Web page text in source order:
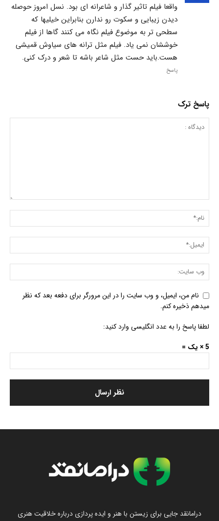
واقعا فیلم تاثیر گذار و شاعرانه ای بود. نسل امروز حوصله
دیدن زیبایی و سکوت رو ندارن بنابراین خیلیها که
سطحی تر به موضوع فیلم نگاه می کنند گاها از فیلم
خوششان نمی یاد. فیلم مثل ترانه های سیاوش قمیشی
هست.باید حست مثل شاعر باشه تا شعر و درک کنی.
پاسخ
پاسخ ترک
نام من، ایمیل، و وب سایت را در این مرورگر برای دفعه بعد که نظر
میدهم ذخیره کنم.
لطفا پاسخ را به عدد انگلیسی وارد کنید:
5 × یک =
درامانقد جایی برای زیستن با هنر و ایده پردازی درباره خلاقیت هنری